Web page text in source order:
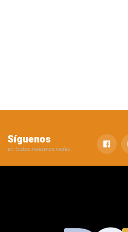
Síguenos
en todas nuestras redes